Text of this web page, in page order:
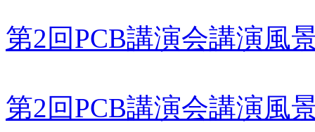
第2回PCB講演会講演風
第2回PCB講演会講演風